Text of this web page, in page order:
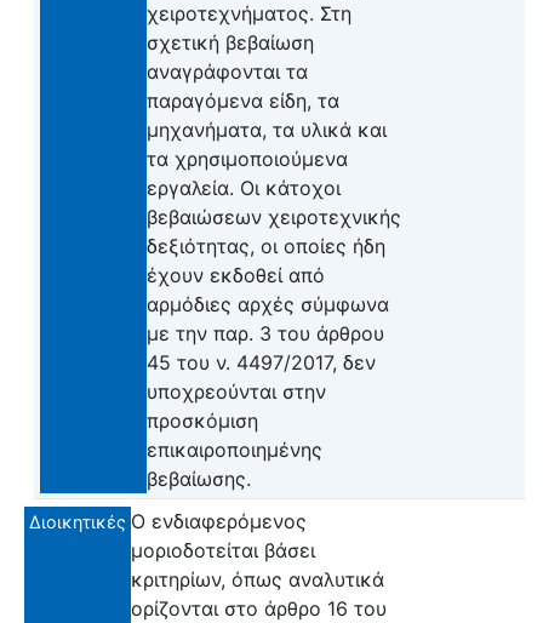
χειροτεχνήματος. Στη
σχετική βεβαίωση
αναγράφονται τα
παραγόμενα είδη, τα
μηχανήματα, τα υλικά και
τα χρησιμοποιούμενα
εργαλεία. Οι κάτοχοι
βεβαιώσεων χειροτεχνικής
δεξιότητας, οι οποίες ήδη
έχουν εκδοθεί από
αρμόδιες αρχές σύμφωνα
με την παρ. 3 του άρθρου
45 του ν. 4497/2017, δεν
υποχρεούνται στην
προσκόμιση
επικαιροποιημένης
βεβαίωσης.
Διοικητικές Ο ενδιαφερόμενος
μοριοδοτείται βάσει
κριτηρίων, όπως αναλυτικά
ορίζονται στο άρθρο 16 του